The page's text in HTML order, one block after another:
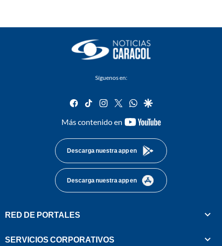
Síguenos en:
facebook
tiktok instagram
twitterwhatsapp
google
Más contenido en
youtube-
Descarga nuestra app en
Descarga nuestra app en
RED DE PORTALES
SERVICIOS CORPORATIVOS